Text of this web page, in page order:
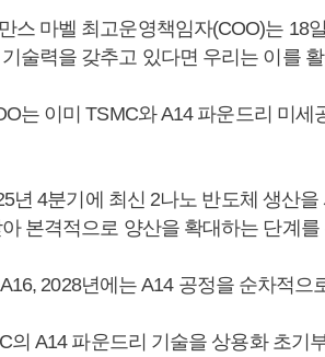
스 마벨 최고운영책임자(COO)는 18
술력을 갖추고 있다면 우리는 이를
는 이미 TSMC와 A14 파운드리 미
년 4분기에 최신 2나노 반도체 생산
본격적으로 양산을 확대하는 단계
2028년에는 A14 공정을 순차적
의 A14 파운드리 기술을 상용화 초기